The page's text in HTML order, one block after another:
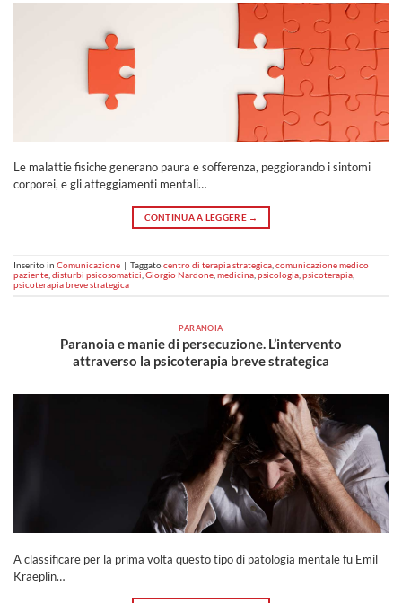
Le malattie fisiche generano paura e sofferenza, peggiorando i sintomi
corporei, e gli atteggiamenti mentali…
CONTINUA A LEGGERE →
Inserito in Comunicazione | Taggatocentro di terapia strategica comunicazione medico
paziente disturbi psicosomatici Giorgio Nardone medicina psicologia psicoterapia
psicoterapia breve strategica
PARANOIA
Paranoia e manie di persecuzione. L’intervento
attraverso la psicoterapia breve strategica
A classificare per la prima volta questo tipo di patologia mentale fu Emil
Kraeplin…